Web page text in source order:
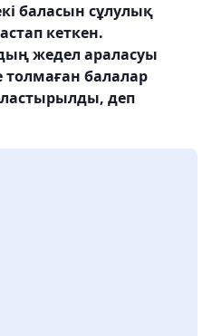
баласын сұлулық
кеткен.
жедел араласуы
толмаған балалар
деп